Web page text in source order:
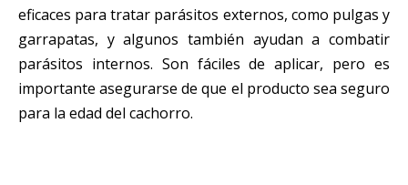
eficaces para tratar parásitos externos, como pulgas y
garrapatas, y algunos también ayudan a combatir
parásitos internos. Son fáciles de aplicar, pero es
importante asegurarse de que el producto sea seguro
para la edad del cachorro.